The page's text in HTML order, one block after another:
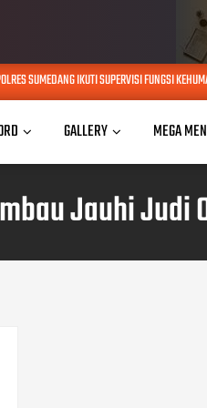
FUNGSI KEHUMASAN BIDANG HUMAS POLDA
GALLERY MEGA
Jauhi Judi